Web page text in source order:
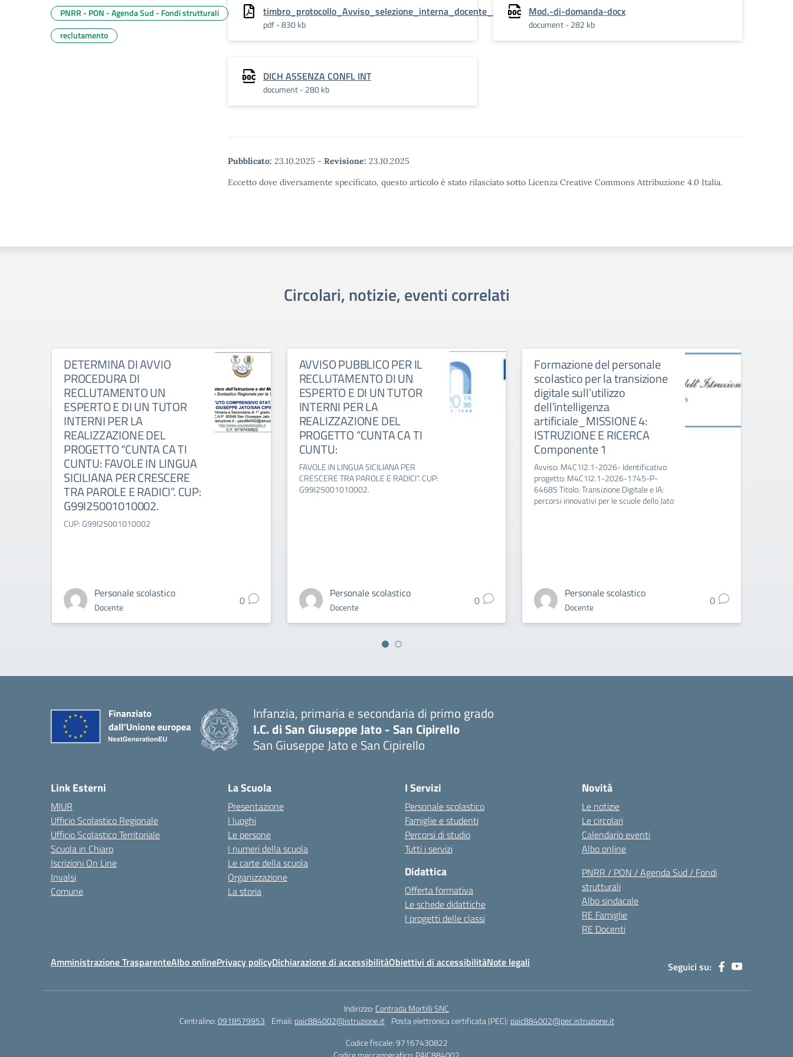
timbro_protocollo_Avviso_selezione_interna_docente_signed
pdf - 830 kb
Mod.-di-domanda-docx
document - 282 kb
DICH ASSENZA CONFL INT
document - 280 kb
Pubblicato: 23.10.2025 - Revisione: 23.10.2025
Eccetto dove diversamente specificato, questo articolo è stato rilasciato sotto Licenza Creative Commons Attribuzione 4.0 Italia.
PNRR - PON - Agenda Sud - Fondi strutturali
reclutamento
Circolari, notizie, eventi correlati
DETERMINA DI AVVIO
PROCEDURA DI
RECLUTAMENTO UN
ESPERTO E DI UN TUTOR
INTERNI PER LA
REALIZZAZIONE DEL
PROGETTO “CUNTA CA TI
CUNTU: FAVOLE IN LINGUA
SICILIANA PER CRESCERE
TRA PAROLE E RADICI”. CUP:
G99I25001010002.
CUP: G99I25001010002
Personale scolastico
Docente 0
AVVISO PUBBLICO PER IL
RECLUTAMENTO DI UN
ESPERTO E DI UN TUTOR
INTERNI PER LA
REALIZZAZIONE DEL
PROGETTO “CUNTA CA TI
CUNTU:
FAVOLE IN LINGUA SICILIANA PER
CRESCERE TRA PAROLE E RADICI”. CUP:
G99I25001010002.
Personale scolastico
Docente 0
Formazione del personale
scolastico per la transizione
digitale sull’utilizzo
dell’intelligenza
artificiale_MISSIONE 4:
ISTRUZIONE E RICERCA
Componente 1
Avviso: M4C1I2.1-2026- Identificativo
progetto: M4C1I2.1-2026-1745-P-
64685 Titolo: Transizione Digitale e IA:
percorsi innovativi per le scuole dello Jato
Personale scolastico
Docente 0
Infanzia, primaria e secondaria di primo grado
I.C. di San Giuseppe Jato - San Cipirello
San Giuseppe Jato e San Cipirello
Link Esterni
MIUR
Ufficio Scolastico Regionale
Ufficio Scolastico Territoriale
Scuola in Chiaro
Iscrizioni On Line
Invalsi
Comune
La Scuola
Presentazione
I luoghi
Le persone
I numeri della scuola
Le carte della scuola
Organizzazione
La storia
I Servizi
Personale scolastico
Famiglie e studenti
Percorsi di studio
Tutti i servizi
Didattica
Offerta formativa
Le schede didattiche
I progetti delle classi
Novità
Le notizie
Le circolari
Calendario eventi
Albo online
PNRR / PON / Agenda Sud / Fondi
strutturali
Albo sindacale
RE Famiglie
RE Docenti
Amministrazione TrasparenteAlbo onlinePrivacy policyDichiarazione di accessibilitàObiettivi di accessibilitàNote legali Seguici su:
Indirizzo: Contrada Mortilli SNC
Centralino:0918579953 Email: paic884002@istruzione.it Posta elettronica certificata (PEC): paic884002@pec.istruzione.it
Codice fiscale: 97167430822